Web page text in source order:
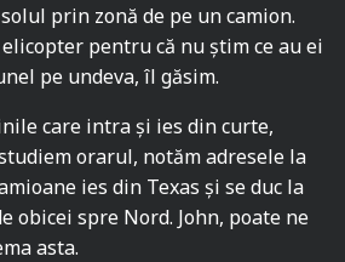
prin zonă de pe un camion.
pentru că nu știm ce au ei
pe undeva, îl găsim.
care intra și ies din curte,
orarul, notăm adresele la
ies din Texas și se duc la
obicei spre Nord. John, poate ne
asta.